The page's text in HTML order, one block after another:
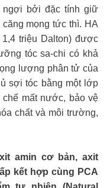
ngợi bởi đặc tính giữ
mọng tức thì. HA
triệu Dalton) được
tóc sa-chi có khả
lượng phân tử của
sợi tóc bằng một lớp
chế mất nước, bảo vệ
chất và môi trường,
amin cơ bản, axit
kết hợp cùng PCA